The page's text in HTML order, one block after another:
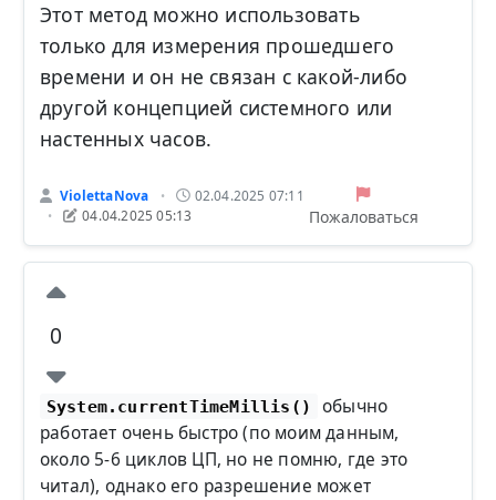
Этот метод можно использовать
только для измерения прошедшего
времени и он не связан с какой-либо
другой концепцией системного или
настенных часов.
ViolettaNova • 02.04.2025 07:11
• 04.04.2025 05:13 Пожаловаться
0
System.currentTimeMillis()
обычно
работает очень быстро (по моим данным,
около 5-6 циклов ЦП, но не помню, где это
читал), однако его разрешение может